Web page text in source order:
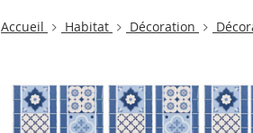
Accueil Habitat Décoration